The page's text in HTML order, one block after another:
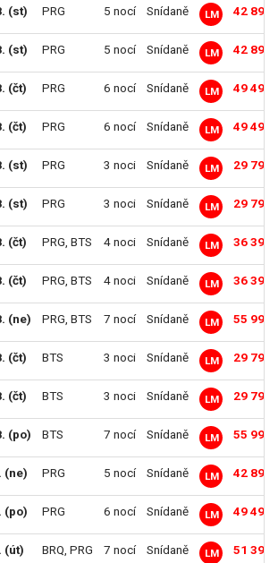
(st) PRG 5 nocí Snídaně LM 42 890
(st) PRG 5 nocí Snídaně LM 42 890
(čt) PRG 6 nocí Snídaně LM 49 490
(čt) PRG 6 nocí Snídaně LM 49 490
(st) PRG 3 noci Snídaně LM 29 790
(st) PRG 3 noci Snídaně LM 29 790
(čt) PRG BTS 4 noci Snídaně LM 36 390
(čt) PRG BTS 4 noci Snídaně LM 36 390
(ne) PRG BTS 7 nocí Snídaně LM 55 990
(čt) BTS 3 noci Snídaně LM 29 790
(čt) BTS 3 noci Snídaně LM 29 790
(po) BTS 7 nocí Snídaně LM 55 990
(ne) PRG 5 nocí Snídaně LM 42 890
(po) PRG 6 nocí Snídaně LM 49 490
(út) BRQ PRG 7 nocí Snídaně LM 51 390